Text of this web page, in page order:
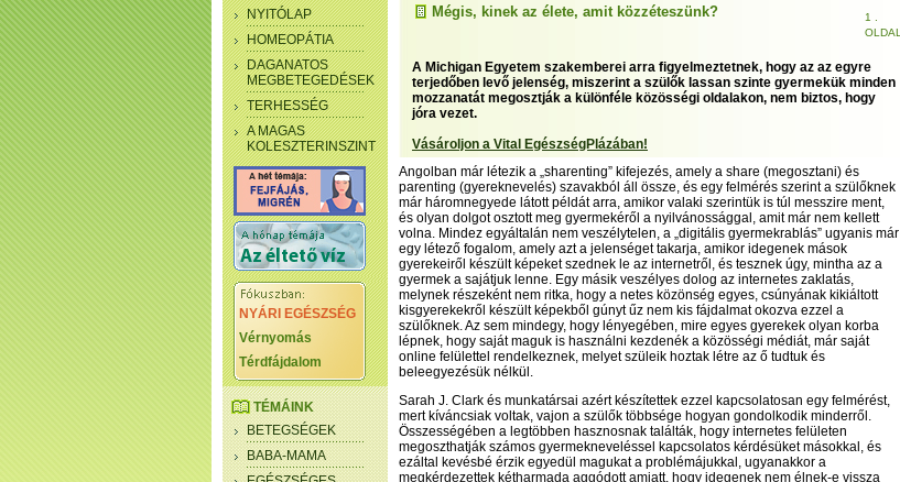
NYITÓLAP
HOMEOPÁTIA
DAGANATOS
MEGBETEGEDÉSEK
TERHESSÉG
A MAGAS
KOLESZTERINSZINT
NYÁRI EGÉSZSÉG
Vérnyomás
Térdfájdalom
TÉMÁINK
BETEGSÉGEK
BABA-MAMA
Mégis, kinek az élete, amit közzéteszünk?
1 .
OLDAL
A Michigan Egyetem szakemberei arra figyelmeztetnek, hogy az az egyre
terjedőben levő jelenség, miszerint a szülők lassan szinte gyermekük minden
mozzanatát megosztják a különféle közösségi oldalakon, nem biztos, hogy
jóra vezet.
Vásároljon a Vital EgészségPlázában!
Angolban már létezik a „sharenting” kifejezés, amely a share (megosztani) és
parenting (gyereknevelés) szavakból áll össze, és egy felmérés szerint a szülőknek
már háromnegyede látott példát arra, amikor valaki szerintük is túl messzire ment,
és olyan dolgot osztott meg gyermekéről a nyilvánossággal, amit már nem kellett
volna. Mindez egyáltalán nem veszélytelen, a „digitális gyermekrablás” ugyanis már
egy létező fogalom, amely azt a jelenséget takarja, amikor idegenek mások
gyerekeiről készült képeket szednek le az internetről, és tesznek úgy, mintha az a
gyermek a sajátjuk lenne. Egy másik veszélyes dolog az internetes zaklatás,
melynek részeként nem ritka, hogy a netes közönség egyes, csúnyának kikiáltott
kisgyerekekről készült képekből gúnyt űz nem kis fájdalmat okozva ezzel a
szülőknek. Az sem mindegy, hogy lényegében, mire egyes gyerekek olyan korba
lépnek, hogy saját maguk is használni kezdenék a közösségi médiát, már saját
online felülettel rendelkeznek, melyet szüleik hoztak létre az ő tudtuk és
beleegyezésük nélkül.
Sarah J. Clark és munkatársai azért készítettek ezzel kapcsolatosan egy felmérést,
mert kíváncsiak voltak, vajon a szülők többsége hogyan gondolkodik minderről.
Összességében a legtöbben hasznosnak találták, hogy internetes felületen
megoszthatják számos gyermekneveléssel kapcsolatos kérdésüket másokkal, és
ezáltal kevésbé érzik egyedül magukat a problémájukkal, ugyanakkor a
megkérdezettek kétharmada aggódott amiatt, hogy idegenek nem élnek-e vissza